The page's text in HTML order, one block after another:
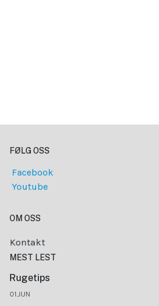
FØLG OSS
Facebook
Youtube
OM OSS
Kontakt
MEST LEST
Rugetips
01.JUN